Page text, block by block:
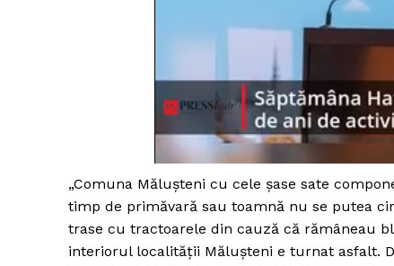
„Comuna Mălușteni cu cele șase sate
timp de primăvară sau toamnă nu se putea
trase cu tractoarele din cauză că rămâneau
interiorul localității Mălușteni e turnat asfalt.